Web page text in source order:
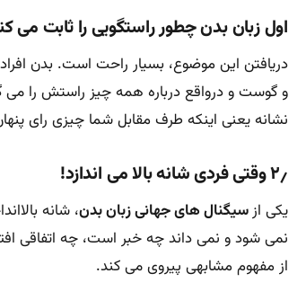
اول زبان بدن چطور راستگویی را ثابت می
دریافتن این موضوع، بسیار راحت است. بدن
و گوست و درواقع درباره همه چیز راستش را
نشانه یعنی اینکه طرف مقابل شما چیزی رای
۲٫ وقتی فردی شانه بالا می اندازد!
یکی ازسیگنال های جهانی زبان بدن، شانه
نمی شود و نمی داند چه خبر است، چه اتفاقی
از مفهوم مشابهی پیروی می کند.